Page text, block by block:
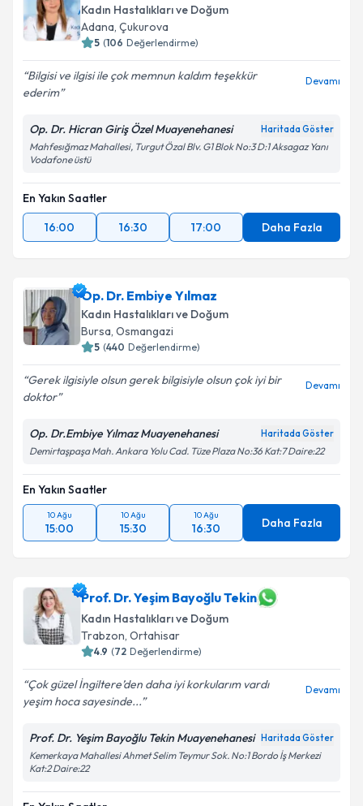
Kadın Hastalıkları ve Doğum
Adana, Çukurova
5 (106 Değerlendirme)
Bilgisi ve ilgisi ile çok memnun kaldım teşekkür
ederim
Devamı
Op. Dr. Hicran Giriş Özel Muayenehanesi Haritada Göster
Mahfesığmaz Mahallesi, Turgut Özal Blv. G1 Blok No:3 D:1 Aksagaz Yanı
Vodafone üstü
En Yakın Saatler
16:00
16:30 17:00 Daha Fazla
Op. Dr. Embiye Yılmaz
Kadın Hastalıkları ve Doğum
Bursa, Osmangazi
5 (440 Değerlendirme)
Gerek ilgisiyle olsun gerek bilgisiyle olsun çok iyi bir
doktor
Devamı
Op. Dr.Embiye Yılmaz Muayenehanesi Haritada Göster
Demirtaşpaşa Mah. Ankara Yolu Cad. Tüze Plaza No:36 Kat:7 Daire:22
En Yakın Saatler
10 Ağu
15:00
10 Ağu
15:30
10 Ağu
16:30 Daha Fazla
Prof. Dr. Yeşim Bayoğlu Tekin
Kadın Hastalıkları ve Doğum
Trabzon, Ortahisar
4.9 (72 Değerlendirme)
Çok güzel İngiltere’den daha iyi korkularım vardı
yeşim hoca sayesinde...
Devamı
Prof. Dr. Yeşim Bayoğlu Tekin Muayenehanesi Haritada Göster
Kemerkaya Mahallesi Ahmet Selim Teymur Sok. No:1 Bordo İş Merkezi
Kat:2 Daire:22